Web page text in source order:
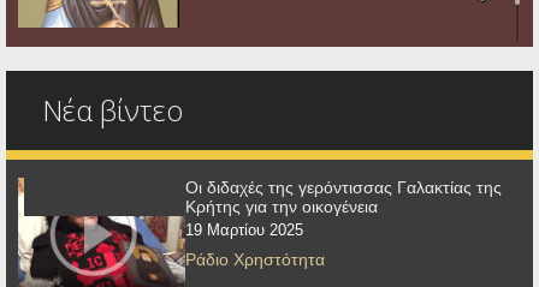
Νέα βίντεο
Οι διδαχές της γερόντισσας Γαλακτίας της
Κρήτης για την οικογένεια
19 Μαρτίου 2025
Ράδιο Χρηστότητα